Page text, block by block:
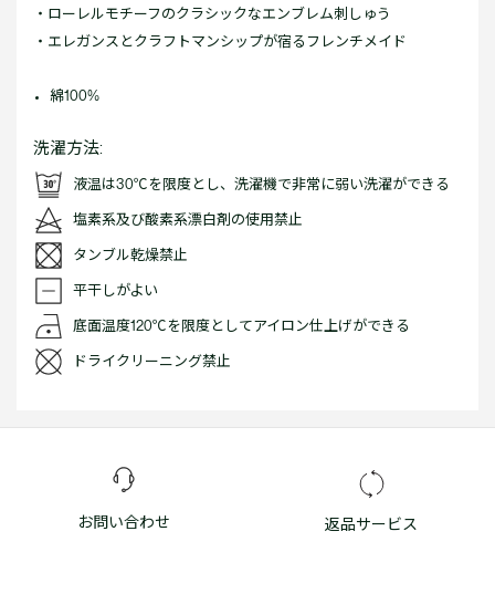
・ローレルモチーフのクラシックなエンブレム刺しゅう
・エレガンスとクラフトマンシップが宿るフレンチメイド
綿100%
洗濯方法:
液温は30℃を限度とし、洗濯機で非常に弱い洗濯ができる
塩素系及び酸素系漂白剤の使用禁止
タンブル乾燥禁止
平干しがよい
底面温度120℃を限度としてアイロン仕上げができる
ドライクリーニング禁止
お問い合わせ 返品サービス